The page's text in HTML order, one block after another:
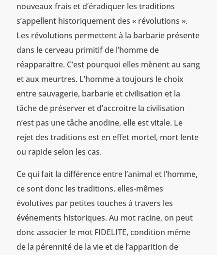
nouveaux frais et d’éradiquer les traditions
s’appellent historiquement des « révolutions ».
Les révolutions permettent à la barbarie présente
dans le cerveau primitif de l’homme de
réapparaitre. C’est pourquoi elles mènent au sang
et aux meurtres. L’homme a toujours le choix
entre sauvagerie, barbarie et civilisation et la
tâche de préserver et d’accroitre la civilisation
n’est pas une tâche anodine, elle est vitale. Le
rejet des traditions est en effet mortel, mort lente
ou rapide selon les cas.
Ce qui fait la différence entre l’animal et l’homme,
ce sont donc les traditions, elles-mêmes
évolutives par petites touches à travers les
événements historiques. Au mot racine, on peut
donc associer le mot FIDELITE, condition même
de la pérennité de la vie et de l’apparition de